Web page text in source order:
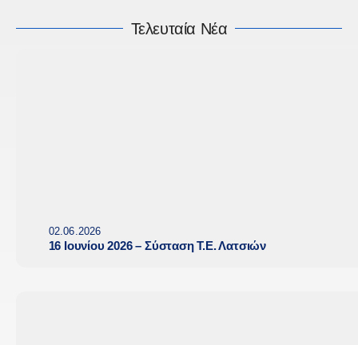
Τελευταία Νέα
02.06.2026
16 Ιουνίου 2026 – Σύσταση Τ.Ε. Λατσιών